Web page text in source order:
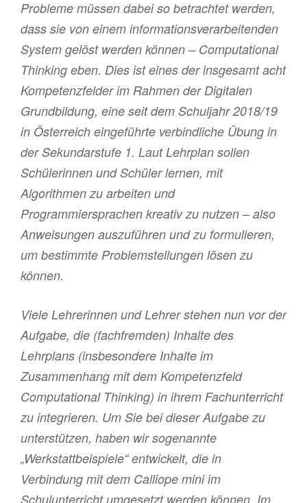
Probleme müssen dabei so betrachtet werden,
dass sie von einem informationsverarbeitenden
System gelöst werden können – Computational
Thinking eben. Dies ist eines der insgesamt acht
Kompetenzfelder im Rahmen der Digitalen
Grundbildung, eine seit dem Schuljahr 2018/19
in Österreich eingeführte verbindliche Übung in
der Sekundarstufe 1. Laut Lehrplan sollen
Schülerinnen und Schüler lernen, mit
Algorithmen zu arbeiten und
Programmiersprachen kreativ zu nutzen – also
Anweisungen auszuführen und zu formulieren,
um bestimmte Problemstellungen lösen zu
können.
Viele Lehrerinnen und Lehrer stehen nun vor der
Aufgabe, die (fachfremden) Inhalte des
Lehrplans (insbesondere Inhalte im
Zusammenhang mit dem Kompetenzfeld
Computational Thinking) in ihrem Fachunterricht
zu integrieren. Um Sie bei dieser Aufgabe zu
unterstützen, haben wir sogenannte
„Werkstattbeispiele“ entwickelt, die in
Verbindung mit dem Calliope mini im
Schulunterricht umgesetzt werden können. Im